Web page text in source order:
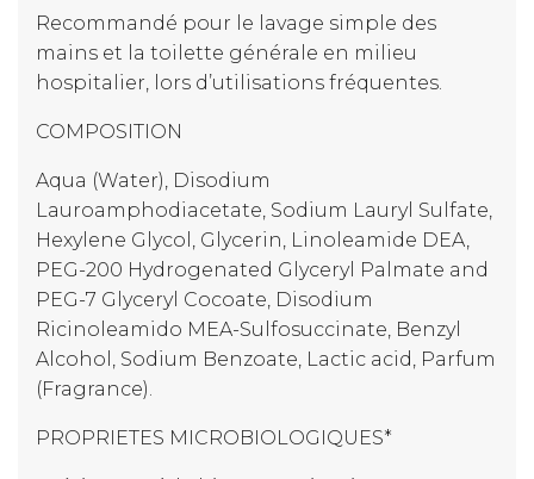
Recommandé pour le lavage simple des
mains et la toilette générale en milieu
hospitalier, lors d’utilisations fréquentes.
COMPOSITION
Aqua (Water), Disodium
Lauroamphodiacetate, Sodium Lauryl Sulfate,
Hexylene Glycol, Glycerin, Linoleamide DEA,
PEG-200 Hydrogenated Glyceryl Palmate and
PEG-7 Glyceryl Cocoate, Disodium
Ricinoleamido MEA-Sulfosuccinate, Benzyl
Alcohol, Sodium Benzoate, Lactic acid, Parfum
(Fragrance).
PROPRIETES MICROBIOLOGIQUES*